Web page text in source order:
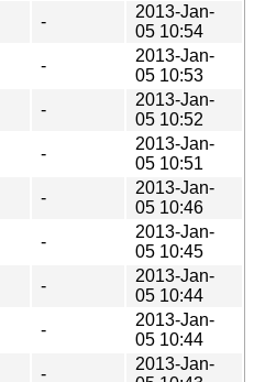
-
2013-Jan-
05 10:54
-
2013-Jan-
05 10:53
-
2013-Jan-
05 10:52
-
2013-Jan-
05 10:51
-
2013-Jan-
05 10:46
-
2013-Jan-
05 10:45
-
2013-Jan-
05 10:44
-
2013-Jan-
05 10:44
-
2013-Jan-